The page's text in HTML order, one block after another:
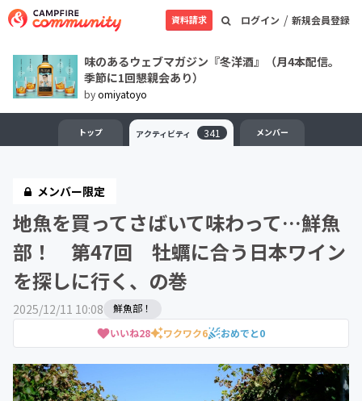
ログイン / 新規会員登録
資料請求
味のあるウェブマガジン『冬洋酒』（月4本配信。
季節に1回懇親会あり）
byomiyatoyo
トップ アクティビティ 341 メンバー
メンバー限定
地魚を買ってさばいて味わって…鮮魚
部！ 第47回 牡蠣に合う日本ワイン
を探しに行く、の巻
2025/12/11 10:08
いいね28 ワクワク6 おめでと0
鮮魚部！